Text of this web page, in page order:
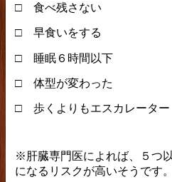
□ 食べ残さない
□ 早食いをする
□ 睡眠６時間以下
□ 体型が変わった
□ 歩くよりもエスカレーター
※肝臓専門医によれば、５つ
になるリスクが高いそうです。